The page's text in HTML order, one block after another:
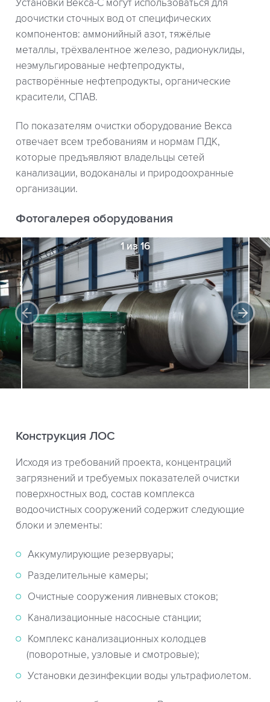
Установки Векса-С могут использоваться для
доочистки сточных вод от специфических
компонентов: аммонийный азот, тяжёлые
металлы, трёхвалентное железо, радионуклиды,
неэмульгированые нефтепродукты,
растворённые нефтепродукты, органические
красители, СПАВ.
По показателям очистки оборудование Векса
отвечает всем требованиям и нормам ПДК,
которые предъявляют владельцы сетей
канализации, водоканалы и природоохранные
организации.
Фотогалерея оборудования
1 из 16
Конструкция ЛОС
Исходя из требований проекта, концентраций
загрязнений и требуемых показателей очистки
поверхностных вод, состав комплекса
водоочистных сооружений содержит следующие
блоки и элементы:
Аккумулирующие резервуары;
Разделительные камеры;
Очистные сооружения ливневых стоков;
Канализационные насосные станции;
Комплекс канализационных колодцев
(поворотные, узловые и смотровые);
Установки дезинфекции воды ультрафиолетом.